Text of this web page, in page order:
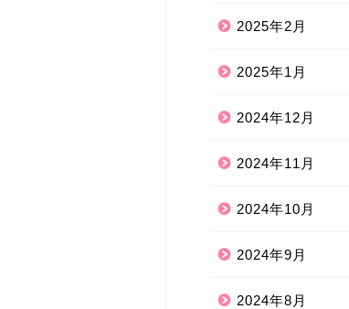
2025年2月
2025年1月
2024年12月
2024年11月
2024年10月
2024年9月
2024年8月